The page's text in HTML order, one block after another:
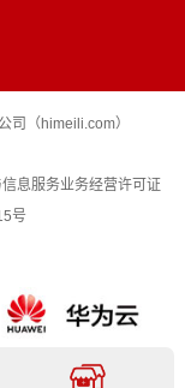
司（himeili.com）
息服务业务经营许可证
号